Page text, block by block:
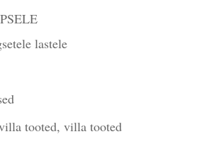
lastele
tooted, villa tooted